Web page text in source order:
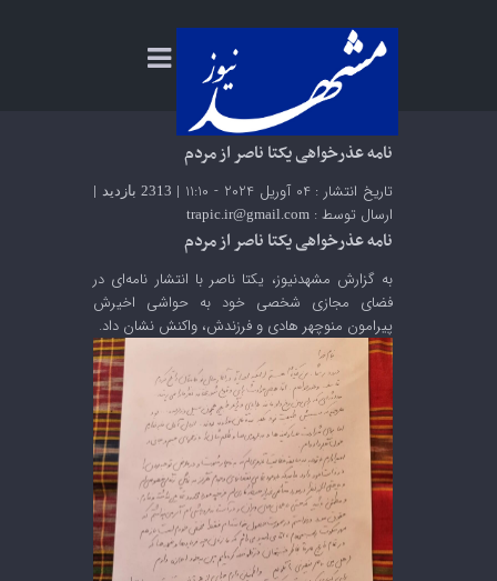
نامه عذرخواهی یکتا ناصر از مردم
تاریخ انتشار : 04 آوریل 2024 - 11:10 | 2313 بازدید
|
ارسال توسط : trapic.ir@gmail.com
نامه عذرخواهی یکتا ناصر از مردم
به گزارش مشهدنیوز، یکتا ناصر با انتشار نامه‌ای در
فضای مجازی شخصی خود به حواشی اخیرش
پیرامون منوچهر هادی و فرزندش، واکنش نشان داد.